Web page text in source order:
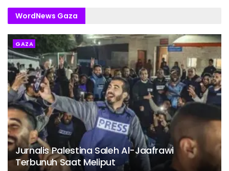
WordNews Gaza
GAZA
Jurnalis Palestina Saleh Al-Jaafrawi
Terbunuh Saat Meliput